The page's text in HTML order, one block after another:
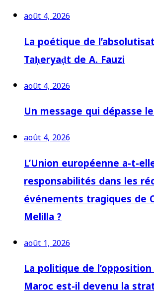
août 4, 2026
La poétique de
Taḥeryaḍt de A. Fauzi
août 4, 2026
Un message qui dépasse
août 4, 2026
L’Union européenne a-t-
responsabilités dans les
événements tragiques de
Melilla ?
août 1, 2026
La politique de
Maroc est-il devenu la